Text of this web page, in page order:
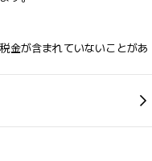
金が含まれていないことがあ